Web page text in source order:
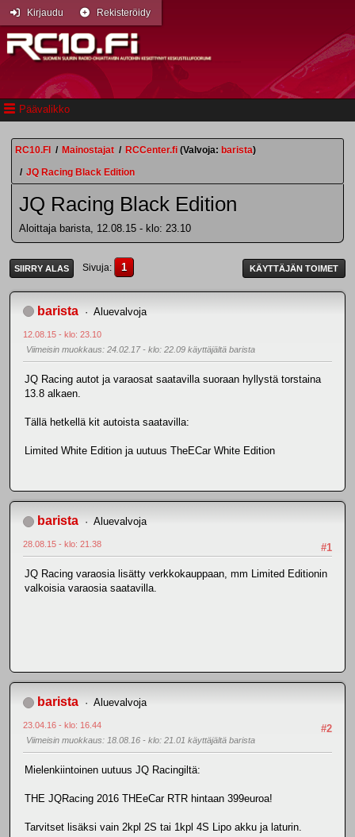
Päävalikko
Kirjaudu Rekisteröidy
RC10.FI / Mainostajat / RCCenter.fi (Valvoja: barista)
/ JQ Racing Black Edition
JQ Racing Black Edition
Aloittaja barista, 12.08.15 - klo: 23.10
SIIRRY ALAS Sivuja 1 KÄYTTÄJÄN TOIMET
barista Aluevalvoja
12.08.15 - klo: 23.10
Viimeisin muokkaus: 24.02.17 - klo: 22.09 käyttäjältä barista
JQ Racing autot ja varaosat saatavilla suoraan hyllystä torstaina
13.8 alkaen.
Tällä hetkellä kit autoista saatavilla:
Limited White Edition ja uutuus TheECar White Edition
barista Aluevalvoja
#1
28.08.15 - klo: 21.38
JQ Racing varaosia lisätty verkkokauppaan, mm Limited Editionin
valkoisia varaosia saatavilla.
barista Aluevalvoja
#2
23.04.16 - klo: 16.44
Viimeisin muokkaus: 18.08.16 - klo: 21.01 käyttäjältä barista
Mielenkiintoinen uutuus JQ Racingiltä:
THE JQRacing 2016 THEeCar RTR hintaan 399euroa!
Tarvitset lisäksi vain 2kpl 2S tai 1kpl 4S Lipo akku ja laturin.